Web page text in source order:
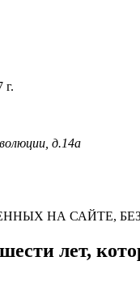
г.
д.14а
НА САЙТЕ,
лет,